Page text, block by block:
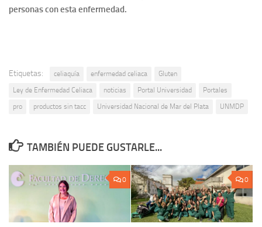
personas con esta enfermedad.
Etiquetas: celiaquía enfermedad celiaca
Gluten
Ley de Enfermedad Celiaca
noticias Portal Universidad
Portales
pro
productos sin tacc Universidad Nacional de Mar del Plata UNMDP
TAMBIÉN PUEDE GUSTARLE...
0 0